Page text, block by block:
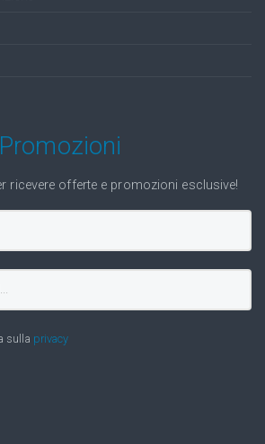
ricevere offerte e promozioni esclusive!
sulla privacy